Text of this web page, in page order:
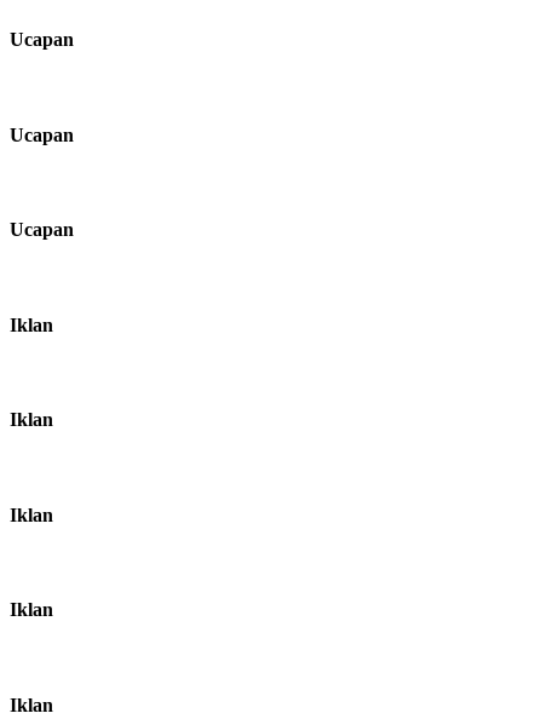
Ucapan
Ucapan
Ucapan
Iklan
Iklan
Iklan
Iklan
Iklan